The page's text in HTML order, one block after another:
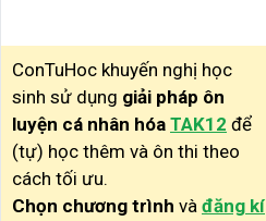
ConTuHoc khuyến nghị học
sinh sử dụng giải pháp ôn
luyện cá nhân hóa TAK12 để
(tự) học thêm và ôn thi theo
cách tối ưu.
Chọn chương trình và đăng kí